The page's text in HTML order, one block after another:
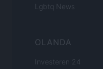
Lgbtq News
OLANDA
Investeren 24